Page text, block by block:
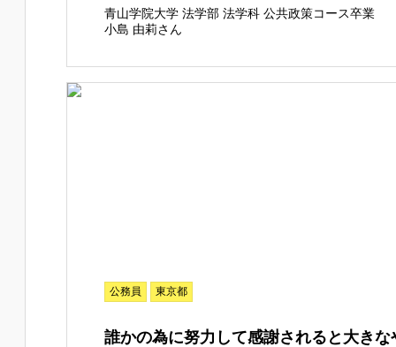
青山学院大学 法学部 法学科 公共政策コース卒業
小島 由莉さん
公務員 東京都
誰かの為に努力して感謝されると大き